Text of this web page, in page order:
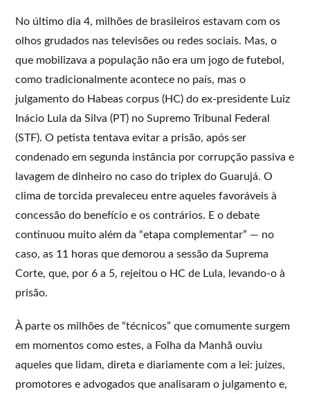
No último dia 4, milhões de brasileiros estavam com os
olhos grudados nas televisões ou redes sociais. Mas, o
que mobilizava a população não era um jogo de futebol,
como tradicionalmente acontece no país, mas o
julgamento do Habeas corpus (HC) do ex-presidente Luiz
Inácio Lula da Silva (PT) no Supremo Tribunal Federal
(STF). O petista tentava evitar a prisão, após ser
condenado em segunda instância por corrupção passiva e
lavagem de dinheiro no caso do triplex do Guarujá. O
clima de torcida prevaleceu entre aqueles favoráveis à
concessão do benefício e os contrários. E o debate
continuou muito além da “etapa complementar” — no
caso, as 11 horas que demorou a sessão da Suprema
Corte, que, por 6 a 5, rejeitou o HC de Lula, levando-o à
prisão.
À parte os milhões de “técnicos” que comumente surgem
em momentos como estes, a Folha da Manhã ouviu
aqueles que lidam, direta e diariamente com a lei: juízes,
promotores e advogados que analisaram o julgamento e,